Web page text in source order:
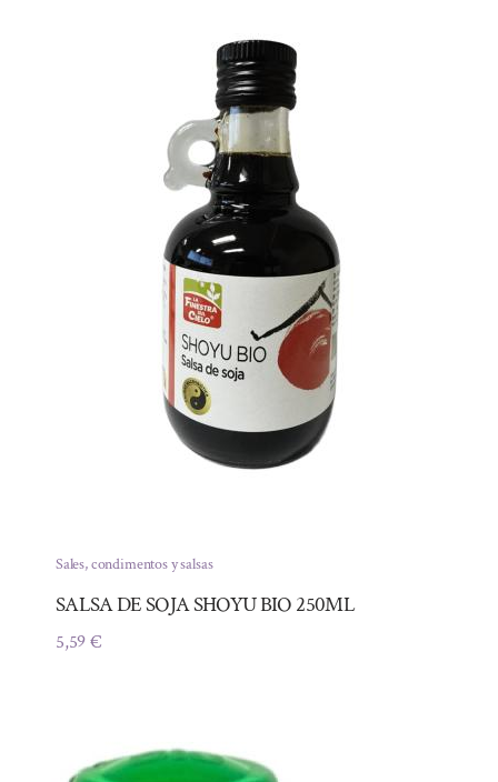
Sales, condimentos y salsas
SALSA DE SOJA SHOYU BIO 250ML
5,59€